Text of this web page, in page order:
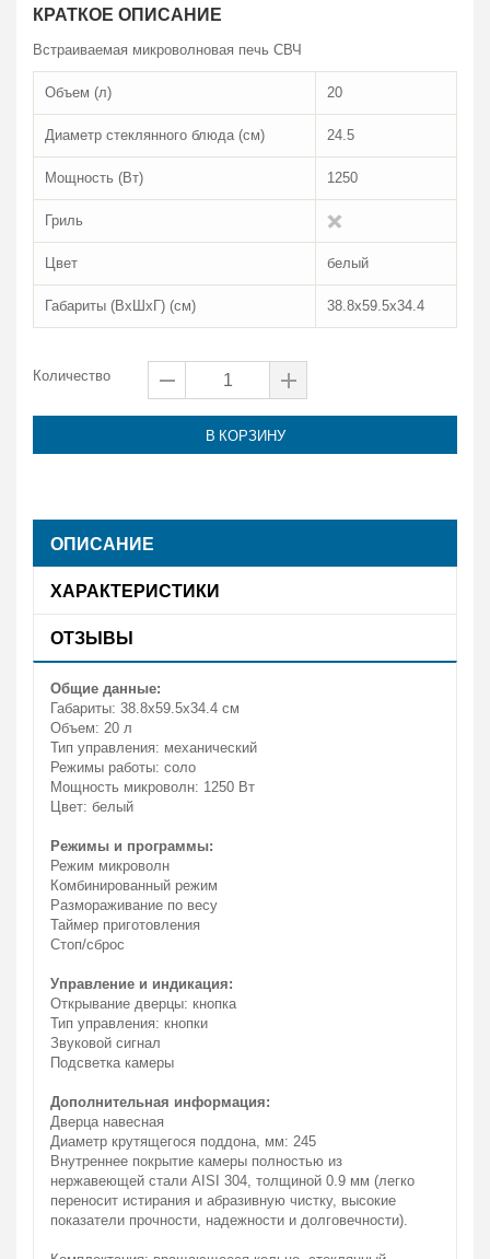
КРАТКОЕ ОПИСАНИЕ
Встраиваемая микроволновая печь СВЧ
Объем (л) 20
Диаметр стеклянного блюда (см) 24.5
Мощность (Вт) 1250
Гриль
Цвет белый
Габариты (ВxШxГ) (см) 38.8x59.5x34.4
Количество
В КОРЗИНУ
ОПИСАНИЕ
ХАРАКТЕРИСТИКИ
ОТЗЫВЫ
Общие данные:
Габариты: 38.8x59.5x34.4 см
Объем: 20 л
Тип управления: механический
Режимы работы: соло
Мощность микроволн: 1250 Вт
Цвет: белый
Режимы и программы:
Режим микроволн
Комбинированный режим
Размораживание по весу
Таймер приготовления
Стоп/сброс
Управление и индикация:
Открывание дверцы: кнопка
Тип управления: кнопки
Звуковой сигнал
Подсветка камеры
Дополнительная информация:
Дверца навесная
Диаметр крутящегося поддона, мм: 245
Внутреннее покрытие камеры полностью из
нержавеющей стали AISI 304, толщиной 0.9 мм (легко
переносит истирания и абразивную чистку, высокие
показатели прочности, надежности и долговечности).